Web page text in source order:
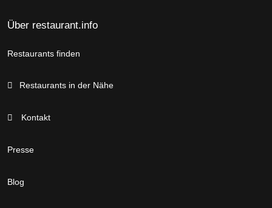
Über restaurant.info
Restaurants finden
Restaurants in der Nähe
Kontakt
Presse
Blog